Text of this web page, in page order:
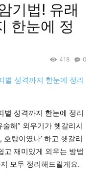
기법! 유래
한눈에 정
0
418
별 성격까지 한눈에 정리
해” 외우기가 헷갈리시
랑이였나’ 하고 헷갈리
고 재미있게 외우는 방법
모두 정리해드릴게요.